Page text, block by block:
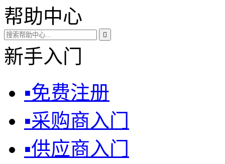
帮助中心

新手入门
▪免费注册
▪采购商入门
▪供应商入门